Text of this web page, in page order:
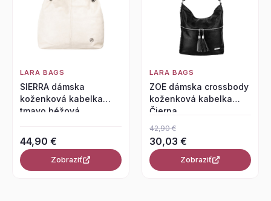
LARA BAGS
SIERRA dámska
koženková kabelka
tmavo béžová
44,90 €
Zobraziť
LARA BAGS
ZOE dámska crossbody
koženková kabelka
Čierna
42,90 €
30,03 €
Zobraziť